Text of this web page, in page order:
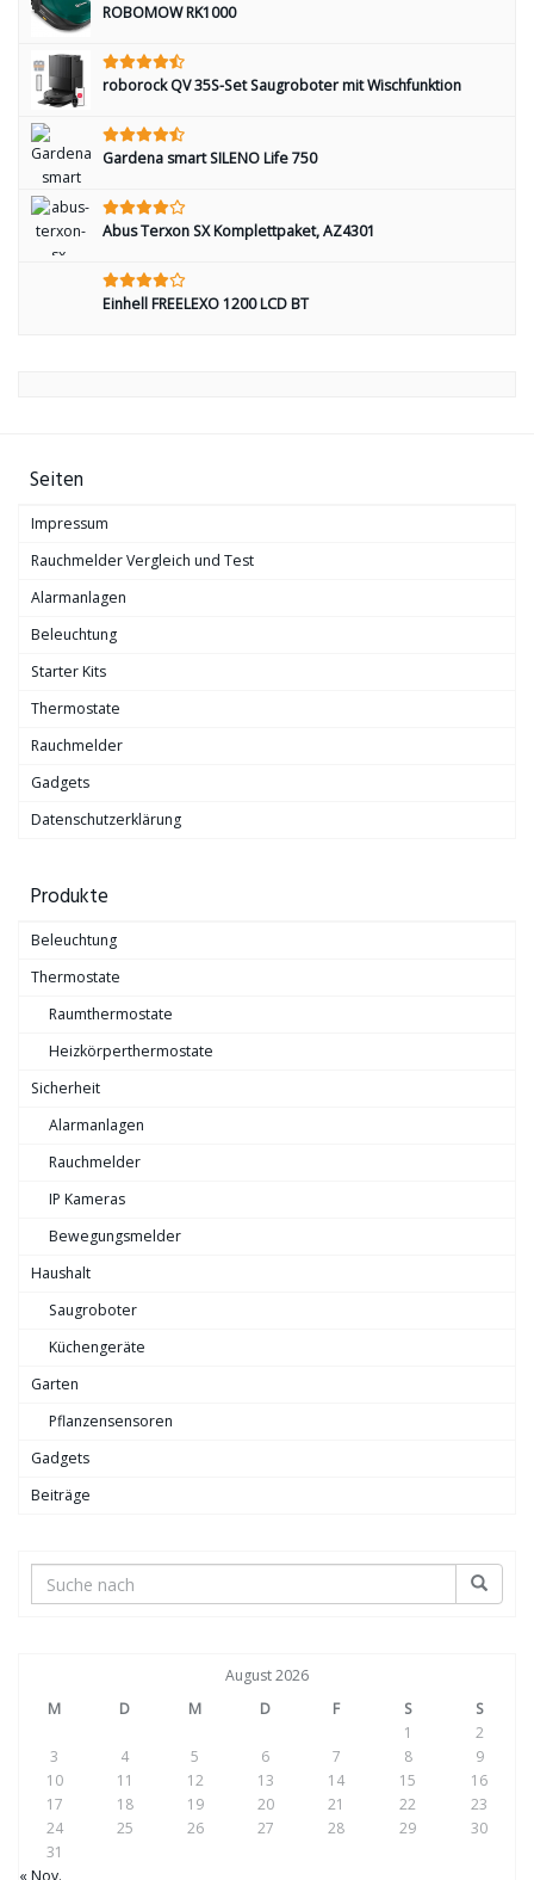
ROBOMOW RK1000
roborock QV 35S-Set Saugroboter mit Wischfunktion
Gardena smart SILENO Life 750
Abus Terxon SX Komplettpaket, AZ4301
Einhell FREELEXO 1200 LCD BT
Seiten
Impressum
Rauchmelder Vergleich und Test
Alarmanlagen
Beleuchtung
Starter Kits
Thermostate
Rauchmelder
Gadgets
Datenschutzerklärung
Produkte
Beleuchtung
Thermostate
Raumthermostate
Heizkörperthermostate
Sicherheit
Alarmanlagen
Rauchmelder
IP Kameras
Bewegungsmelder
Haushalt
Saugroboter
Küchengeräte
Garten
Pflanzensensoren
Gadgets
Beiträge
August 2026
M
D M D F S
S
1
2
3
4 5 6 7 8
9
10
11 12 13 14 15
16
17
18 19 20 21 22
23
24
25 26 27 28 29
30
31